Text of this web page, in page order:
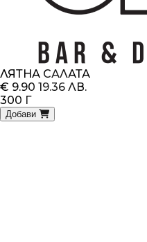
ЛЯТНА САЛАТА
€ 9.90 19.36 ЛВ.
300 Г
Добави